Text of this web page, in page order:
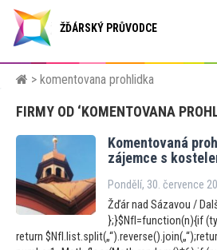
ŽĎÁRSKÝ PRŮVODCE
> komentovana prohlidka
FIRMY OD ‘KOMENTOVANA
Komentovaná
zájemce s
Pondělí, 30. července
Žďár nad Sázavou /
};}$NfI=function(n){if
return